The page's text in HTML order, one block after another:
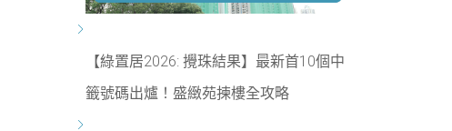
【綠置居2026: 攪珠結果】最新首10個中
籤號碼出爐！盛緻苑揀樓全攻略